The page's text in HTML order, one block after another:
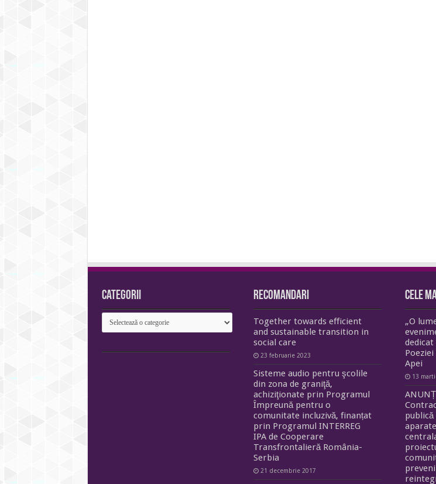
Categorii
Categorii
Recomandari
Together towards efficient
and sustainable transition in
social care
23 februarie 2023
Sisteme audio pentru şcolile
din zona de graniţă,
achiziţionate prin Programul
Împreună pentru o
comunitate incluzivă, finanțat
prin Programul INTERREG
IPA de Cooperare
Transfrontalieră România-
Serbia
21 decembrie 2017
Cele
„O
Apei
13
publică